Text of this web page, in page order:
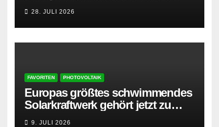
entspannt in den Sommerurlaub
28. JULI 2026
FAVORITEN PHOTOVOLTAIK
Europas größtes schwimmendes
Solarkraftwerk gehört jetzt zu
AMPYR
9. JULI 2026